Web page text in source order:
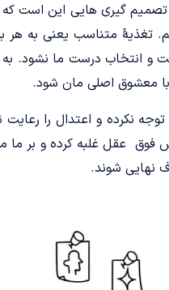
گیری هایی این است که
تغذیۀ متناسب یعنی به هر
و انتخاب درست ما نشود. به
با معشوق اصلی مان شود.
نکرده و اعتدال را رعایت
عقل غلبه کرده و بر ما
نهایی شوند.